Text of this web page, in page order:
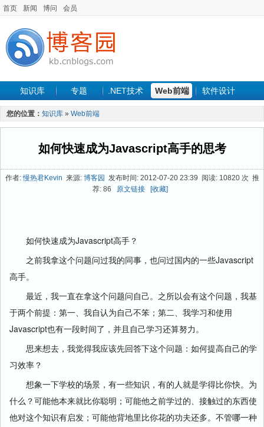
首页 新闻 博问 会员
知识库 专题 .NET技术 Web前端 软件设计
手机开发 软件工程
最新文章
您的位置： 知识库 » Web前端
如何快速成为Javascript高手的思考
作者:慢热君Kevin 来源: 博客园 发布时间: 2012-07-20 23:39 阅读: 10820 次 推
荐: 86 原文链接 [收藏]
如何快速成为Javascript高手？
之前我拿这个问题问过我的同事，也问过国内的一些Javascript
高手。
最近，我一直在拿这个问题问自己。之所以会有这个问题，我基
于两个前提：第一、我自认为自己不笨；第二、我学习和使用
Javascript也有一段时间了，并且自己学习还算努力。
思来想去，我觉得我应该先回答下这个问题：如何提高自己的学
习效率？
想象一下学校的场景，有一些知识，有的人就是学得比你快。为
什么？可能他本来就比你聪明；可能他之前学过的、接触过的东西使
他对这个知识有启发；可能他背地里比你花的功夫还多。不管哪一种